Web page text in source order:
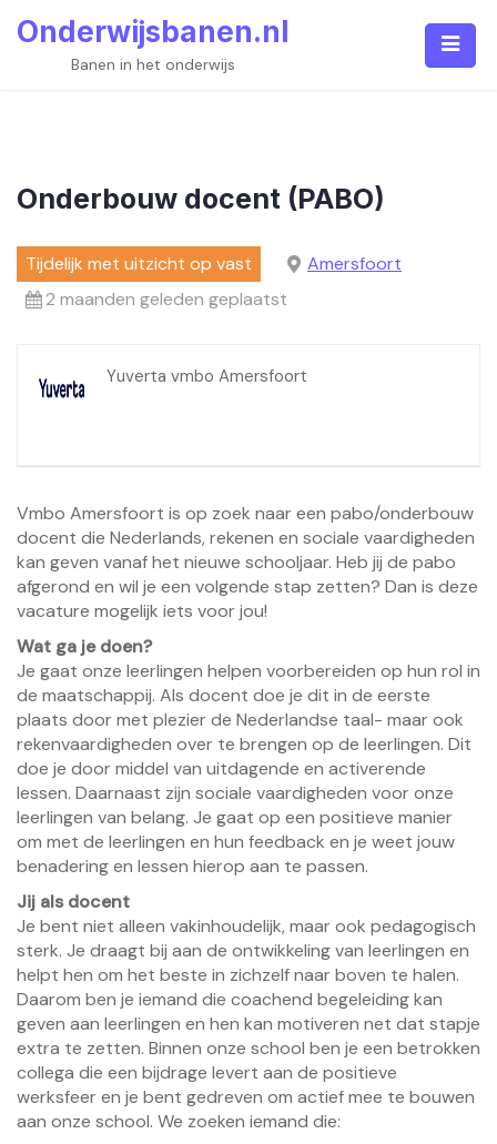
Onderwijsbanen.nl
Banen in het onderwijs
Onderbouw docent (PABO)
Tijdelijk met uitzicht op vast
Amersfoort
2 maanden geleden geplaatst
Yuverta vmbo Amersfoort
Vmbo Amersfoort is op zoek naar een pabo/onderbouw
docent die Nederlands, rekenen en sociale vaardigheden
kan geven vanaf het nieuwe schooljaar. Heb jij de pabo
afgerond en wil je een volgende stap zetten? Dan is deze
vacature mogelijk iets voor jou!
Wat ga je doen?
Je gaat onze leerlingen helpen voorbereiden op hun rol in
de maatschappij. Als docent doe je dit in de eerste
plaats door met plezier de Nederlandse taal- maar ook
rekenvaardigheden over te brengen op de leerlingen. Dit
doe je door middel van uitdagende en activerende
lessen. Daarnaast zijn sociale vaardigheden voor onze
leerlingen van belang. Je gaat op een positieve manier
om met de leerlingen en hun feedback en je weet jouw
benadering en lessen hierop aan te passen.
Jij als docent
Je bent niet alleen vakinhoudelijk, maar ook pedagogisch
sterk. Je draagt bij aan de ontwikkeling van leerlingen en
helpt hen om het beste in zichzelf naar boven te halen.
Daarom ben je iemand die coachend begeleiding kan
geven aan leerlingen en hen kan motiveren net dat stapje
extra te zetten. Binnen onze school ben je een betrokken
collega die een bijdrage levert aan de positieve
werksfeer en je bent gedreven om actief mee te bouwen
aan onze school. We zoeken iemand die: